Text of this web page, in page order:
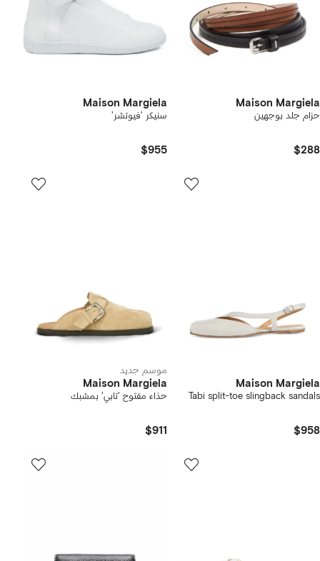
Maison Margiela
حزام جلد بوجهين
$288
Maison Margiela
سنيكر 'فيوتشر'
$955
Maison Margiela
Tabi split-toe slingback sandals
$958
موسم جديد
Maison Margiela
حذاء مفتوح 'تابي' بمشبك
$911